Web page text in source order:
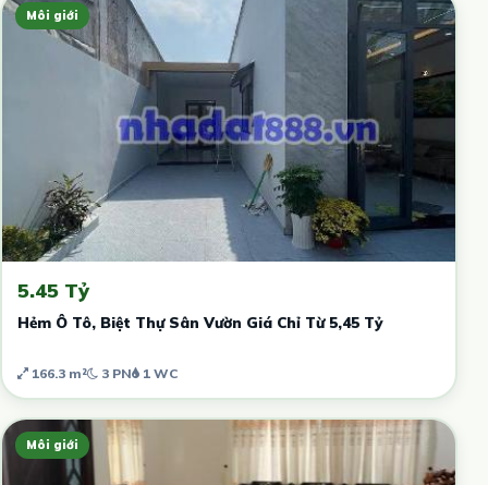
Môi giới
5.45 Tỷ
Hẻm Ô Tô, Biệt Thự Sân Vườn Giá Chỉ Từ 5,45 Tỷ
166.3 m² 3 PN 1 WC
Môi giới